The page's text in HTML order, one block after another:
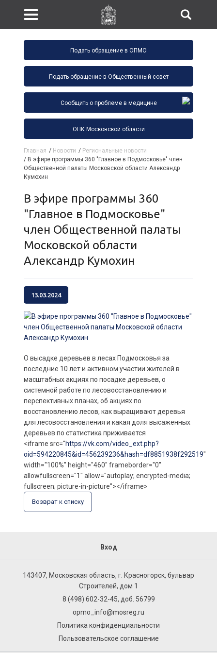
Подать обращение в ОПМО
Подать обращение в Общественный совет
Сообщить о проблеме в медицине
ОНК Московской области
Главная / Новости / Региональные новости
/ В эфире программы 360 "Главное в Подмосковье" член
Общественной палаты Московской области Александр
Кумохин
В эфире программы 360
"Главное в Подмосковье"
член Общественной палаты
Московской области
Александр Кумохин
13.03.2024
О высадке деревьев в лесах Подмосковья за
последние 10 лет и активном участии жителей в
масштабных акциях по посадке деревьев, о
системной работе по лесовосстановлению и
перспективных планах, об акциях по
восстановлению лесов, как выращивают деревья
для лесовосстановления и какая доля высаженных
деревьев по статистика приживается
<iframe src="https://vk.com/video_ext.php?
oid=594220845&id=456239236&hash=df8851938f292519"
width="100%" height="460" frameborder="0"
allowfullscreen="1" allow="autoplay; encrypted-media;
fullscreen; picture-in-picture"></iframe>
Возврат к списку
Вход
143407, Московская область, г. Красногорск, бульвар
Строителей, дом 1
8 (498) 602-32-45, доб. 56799
opmo_info@mosreg.ru
Политика конфиденциальности
Пользовательское соглашение